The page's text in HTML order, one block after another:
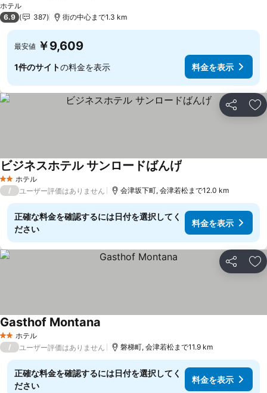
ホテル
6.9 387 街の中心まで1.3 km
最安値 ￥9,609
1件のサイトの料金を表示 料金を表示
シェア お
2 ホテルのランク
ホテル
ビジネスホテル サンロードばんげ
/ ユーザー評価はありません 会津坂下町, 会津若松まで12.0 km
正確な料金を確認するには日付を選択してく
ださい
料金を表示
シェア お
2 ホテルのランク
ホテル
Gasthof Montana
/ ユーザー評価はありません 磐梯町, 会津若松まで11.9 km
正確な料金を確認するには日付を選択してく
ださい
料金を表示